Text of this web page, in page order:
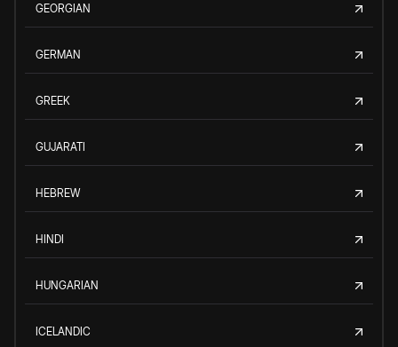
GEORGIAN
GERMAN
GREEK
GUJARATI
HEBREW
HINDI
HUNGARIAN
ICELANDIC